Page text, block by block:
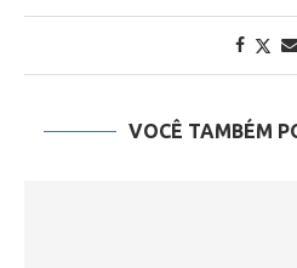
VOCÊ TAMBÉM